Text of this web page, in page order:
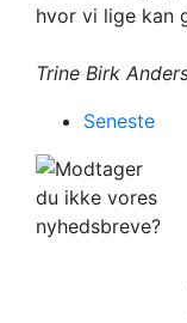
hvor vi lige kan
Trine Birk
Seneste